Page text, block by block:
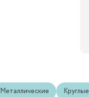
Металлические Круглые